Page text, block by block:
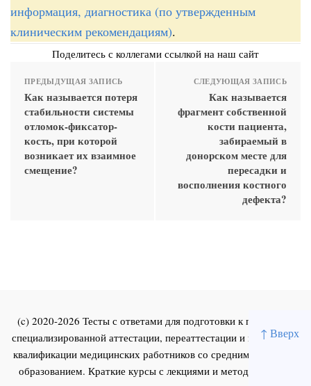
↑ Вверх
информация, диагностика (по утвержденным
клиническим рекомендациям).
Поделитесь с коллегами ссылкой на наш сайт
ПРЕДЫДУЩАЯ ЗАПИСЬ
Как называется потеря
стабильности системы
отломок-фиксатор-
кость, при которой
возникает их взаимное
смещение?
СЛЕДУЮЩАЯ ЗАПИСЬ
Как называется
фрагмент собственной
кости пациента,
забираемый в
донорском месте для
пересадки и
восполнения костного
дефекта?
(c) 2020-2026 Тесты с ответами для подготовки к первичной
специализированной аттестации, переаттестации и повышения
квалификации медицинских работников со средним и высшим
образованием. Краткие курсы с лекциями и методическими